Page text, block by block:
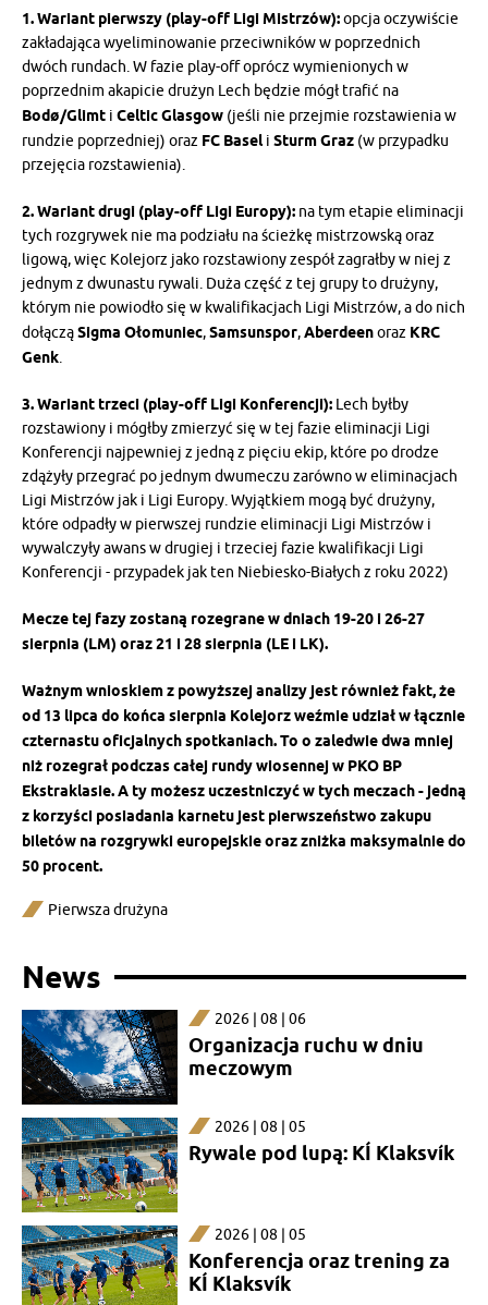
1. Wariant pierwszy (play-off Ligi Mistrzów):opcja oczywiście
zakładająca wyeliminowanie przeciwników w poprzednich
dwóch rundach. W fazie play-off oprócz wymienionych w
poprzednim akapicie drużyn Lech będzie mógł trafić na
Bodø/Glimt i Celtic Glasgow (jeśli nie przejmie rozstawienia w
rundzie poprzedniej) oraz FC Baseli Sturm Graz (w przypadku
przejęcia rozstawienia).
2. Wariant drugi (play-off Ligi Europy): na tym etapie eliminacji
tych rozgrywek nie ma podziału na ścieżkę mistrzowską oraz
ligową, więc Kolejorz jako rozstawiony zespół zagrałby w niej z
jednym z dwunastu rywali. Duża część z tej grupy to drużyny,
którym nie powiodło się w kwalifikacjach Ligi Mistrzów, a do nich
dołącząSigma Ołomuniec,Samsunspor,Aberdeenoraz KRC
Genk.
3. Wariant trzeci (play-off Ligi Konferencji): Lech byłby
rozstawiony i mógłby zmierzyć się w tej fazie eliminacji Ligi
Konferencji najpewniej z jedną z pięciu ekip, które po drodze
zdążyły przegrać po jednym dwumeczu zarówno w eliminacjach
Ligi Mistrzów jak i Ligi Europy. Wyjątkiem mogą być drużyny,
które odpadły w pierwszej rundzie eliminacji Ligi Mistrzów i
wywalczyły awans w drugiej i trzeciej fazie kwalifikacji Ligi
Konferencji - przypadek jak ten Niebiesko-Białych z roku 2022)
Mecze tej fazy zostaną rozegrane w dniach 19-20 i 26-27
sierpnia (LM) oraz 21 i 28 sierpnia (LE i LK).
Ważnym wnioskiem z powyższej analizy jest również fakt, że
od 13 lipca do końca sierpnia Kolejorz weźmie udział w łącznie
czternastu oficjalnych spotkaniach. To o zaledwie dwa mniej
niż rozegrał podczas całej rundy wiosennej w PKO BP
Ekstraklasie. A ty możesz uczestniczyć w tych meczach - jedną
z korzyści posiadania karnetu jest pierwszeństwo zakupu
biletów na rozgrywki europejskie oraz zniżka maksymalnie do
50 procent.
Pierwsza drużyna
News
2026 | 08 | 06
Organizacja ruchu w dniu
meczowym
2026 | 08 | 05
Rywale pod lupą: KÍ Klaksvík
2026 | 08 | 05
Konferencja oraz trening za
KÍ Klaksvík